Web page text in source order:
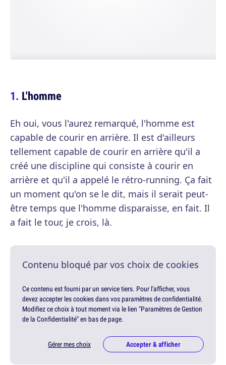
L'homme
Eh oui, vous l'aurez remarqué, l'homme est
capable de courir en arrière. Il est d'ailleurs
tellement capable de courir en arrière qu'il a
créé une discipline qui consiste à courir en
arrière et qu'il a appelé le rétro-running. Ça fait
un moment qu'on se le dit, mais il serait peut-
être temps que l'homme disparaisse, en fait. Il
a fait le tour, je crois, là.
Contenu bloqué par vos choix de cookies
Ce contenu est fourni par un service tiers. Pour l'afficher, vous
devez accepter les cookies dans vos paramètres de confidentialité.
Modifiez ce choix à tout moment via le lien "Paramètres de Gestion
de la Confidentialité" en bas de page.
Gérer mes choix Accepter & afficher